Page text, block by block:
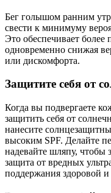
Бег голышом ранним
свести к минимуму
Это обеспечивает
одновременно снижая
или дискомфорта.
Защитите себя от
Когда вы подвергаете
защитить себя от
нанесите
высоким SPF. Делайте
надевайте шляпу, чтобы
защита от вредных
поддержания здоровой